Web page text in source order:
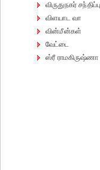
விருதுநகர் சந்திப்பு
விளயாட வா
வின்மீன்கள்
வேட்டை
ஸ்ரீ ராமகிருஷ்ணா